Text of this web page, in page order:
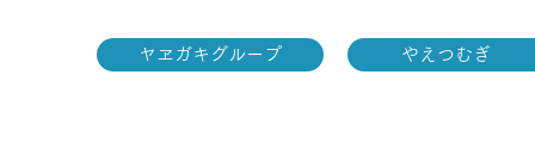
ヤヱガキグループ やえつむ